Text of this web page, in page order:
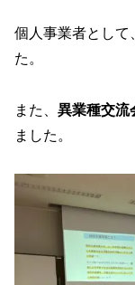
個人事業者として
た。
また、 異業種交流
ました。